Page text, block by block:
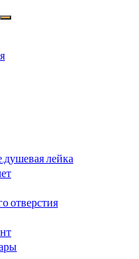
лейка
отверстия